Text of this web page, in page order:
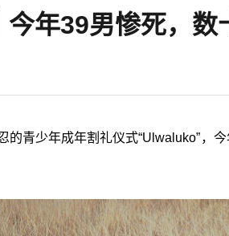
今年39男惨死，
的青少年成年割礼仪式“Ulwaluko”，